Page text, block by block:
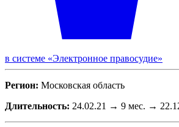
в системе «Электронное правосудие»
Регион: Московская область
Длительность: 24.02.21 → 9 мес. →